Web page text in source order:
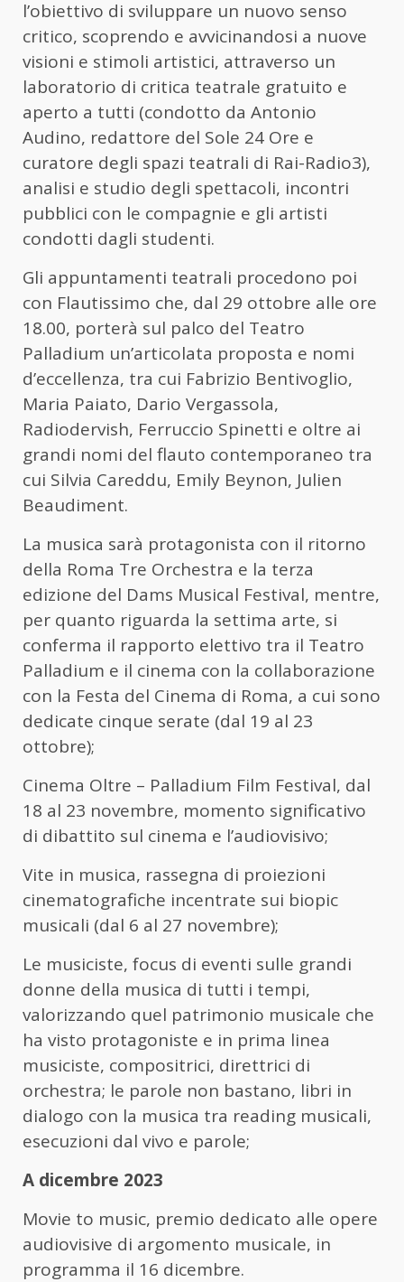
l’obiettivo di sviluppare un nuovo senso
critico, scoprendo e avvicinandosi a nuove
visioni e stimoli artistici, attraverso un
laboratorio di critica teatrale gratuito e
aperto a tutti (condotto da Antonio
Audino, redattore del Sole 24 Ore e
curatore degli spazi teatrali di Rai-Radio3),
analisi e studio degli spettacoli, incontri
pubblici con le compagnie e gli artisti
condotti dagli studenti.
Gli appuntamenti teatrali procedono poi
con Flautissimo che, dal 29 ottobre alle ore
18.00, porterà sul palco del Teatro
Palladium un’articolata proposta e nomi
d’eccellenza, tra cui Fabrizio Bentivoglio,
Maria Paiato, Dario Vergassola,
Radiodervish, Ferruccio Spinetti e oltre ai
grandi nomi del flauto contemporaneo tra
cui Silvia Careddu, Emily Beynon, Julien
Beaudiment.
La musica sarà protagonista con il ritorno
della Roma Tre Orchestra e la terza
edizione del Dams Musical Festival, mentre,
per quanto riguarda la settima arte, si
conferma il rapporto elettivo tra il Teatro
Palladium e il cinema con la collaborazione
con la Festa del Cinema di Roma, a cui sono
dedicate cinque serate (dal 19 al 23
ottobre);
Cinema Oltre – Palladium Film Festival, dal
18 al 23 novembre, momento significativo
di dibattito sul cinema e l’audiovisivo;
Vite in musica, rassegna di proiezioni
cinematografiche incentrate sui biopic
musicali (dal 6 al 27 novembre);
Le musiciste, focus di eventi sulle grandi
donne della musica di tutti i tempi,
valorizzando quel patrimonio musicale che
ha visto protagoniste e in prima linea
musiciste, compositrici, direttrici di
orchestra; le parole non bastano, libri in
dialogo con la musica tra reading musicali,
esecuzioni dal vivo e parole;
A dicembre 2023
Movie to music, premio dedicato alle opere
audiovisive di argomento musicale, in
programma il 16 dicembre.